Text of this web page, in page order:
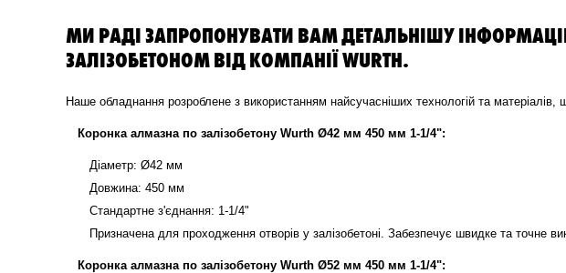
МИ РАДІ ЗАПРОПОНУВАТИ ВАМ ДЕТАЛЬНІШУ
ЗАЛІЗОБЕТОНОМ ВІД КОМПАНІЇ WURTH.
Наше обладнання розроблене з використанням найсучасніших технологій та матеріалів,
Коронка алмазна по залізобетону Wurth Ø42 мм 450 мм 1-1/4":
Діаметр: Ø42 мм
Довжина: 450 мм
Стандартне з'єднання: 1-1/4"
Призначена для проходження отворів у залізобетоні. Забезпечує швидке та точне
Коронка алмазна по залізобетону Wurth Ø52 мм 450 мм 1-1/4":